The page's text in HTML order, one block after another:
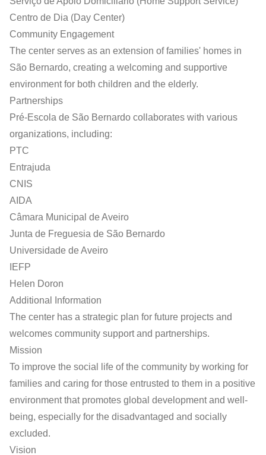
Centro de Dia (Day Center)
Community Engagement
The center serves as an extension of families' homes in
São Bernardo, creating a welcoming and supportive
environment for both children and the elderly.
Partnerships
Pré-Escola de São Bernardo collaborates with various
organizations, including:
PTC
Entrajuda
CNIS
AIDA
Câmara Municipal de Aveiro
Junta de Freguesia de São Bernardo
Universidade de Aveiro
IEFP
Helen Doron
Additional Information
The center has a strategic plan for future projects and
welcomes community support and partnerships.
Mission
To improve the social life of the community by working for
families and caring for those entrusted to them in a positive
environment that promotes global development and well-
being, especially for the disadvantaged and socially
excluded.
Vision